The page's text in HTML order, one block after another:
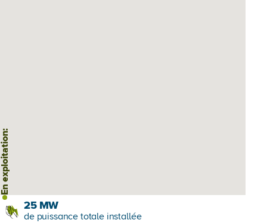
25 MW
de puissance totale installée